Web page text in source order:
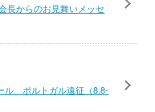
長からのお見舞いメッセ
ル ポルトガル遠征（8.8-